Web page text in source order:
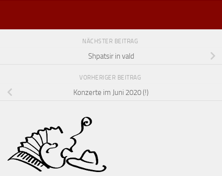
NÄCHSTER BEITRAG
Shpatsir in vald
VORHERIGER BEITRAG
Konzerte im Juni 2020 (!)